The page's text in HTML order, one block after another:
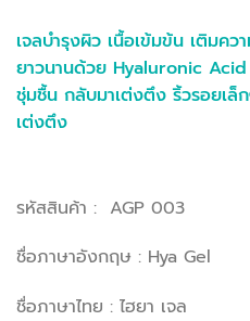
เจลบำรุงผิว เนื้อเข้มข้น เติมคว
ยาวนานด้วย Hyaluronic
ชุ่มชื้น กลับมาเต่งตึง ริ้วรอยเล็
เต่งตึง
รหัสสินค้า : AGP 003
ชื่อภาษาอังกฤษ : Hya Gel
ชื่อภาษาไทย : ไฮยา เจล